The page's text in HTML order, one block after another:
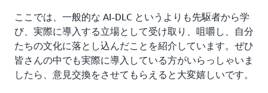
ここでは、一般的な AI-DLC というよりも先駆者から学
び、実際に導入する立場として受け取り、咀嚼し、自分
たちの文化に落とし込んだことを紹介しています。ぜひ
皆さんの中でも実際に導入している方がいらっしゃいま
したら、意見交換をさせてもらえると大変嬉しいです。